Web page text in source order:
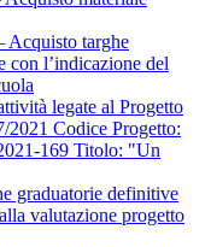
Acquisto targhe
con l’indicazione del
legate al Progetto
Codice Progetto:
169 Titolo: "Un
graduatorie definitive
valutazione progetto